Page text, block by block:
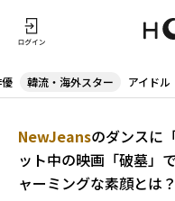
韓流・海外スター アイドル
NewJeansのダンスに
ット中の映画「破墓」
ャーミングな素顔とは